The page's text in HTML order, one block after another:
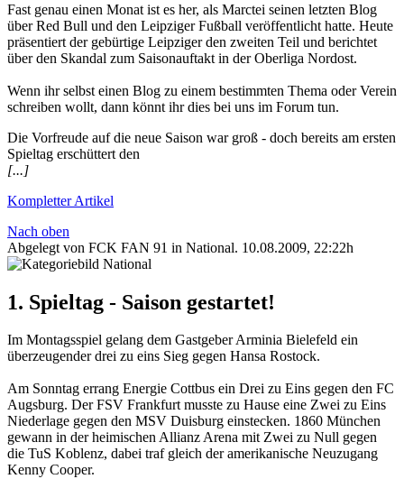
Fast genau einen Monat ist es her, als Marctei seinen letzten Blog
über Red Bull und den Leipziger Fußball veröffentlicht hatte. Heute
präsentiert der gebürtige Leipziger den zweiten Teil und berichtet
über den Skandal zum Saisonauftakt in der Oberliga Nordost.
Wenn ihr selbst einen Blog zu einem bestimmten Thema oder Verein
schreiben wollt, dann könnt ihr dies bei uns im Forum tun.
Die Vorfreude auf die neue Saison war groß - doch bereits am ersten
Spieltag erschüttert den
[...]
Kompletter Artikel
Nach oben
Abgelegt von FCK FAN 91 in National. 10.08.2009, 22:22h
1. Spieltag - Saison gestartet!
Im Montagsspiel gelang dem Gastgeber Arminia Bielefeld ein
überzeugender drei zu eins Sieg gegen Hansa Rostock.
Am Sonntag errang Energie Cottbus ein Drei zu Eins gegen den FC
Augsburg. Der FSV Frankfurt musste zu Hause eine Zwei zu Eins
Niederlage gegen den MSV Duisburg einstecken. 1860 München
gewann in der heimischen Allianz Arena mit Zwei zu Null gegen
die TuS Koblenz, dabei traf gleich der amerikanische Neuzugang
Kenny Cooper.